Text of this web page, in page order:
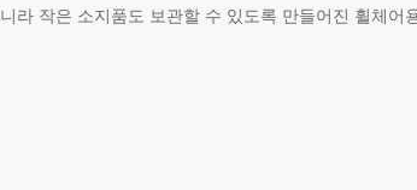
라 작은 소지품도 보관할 수 있도록 만들어진 휠체어